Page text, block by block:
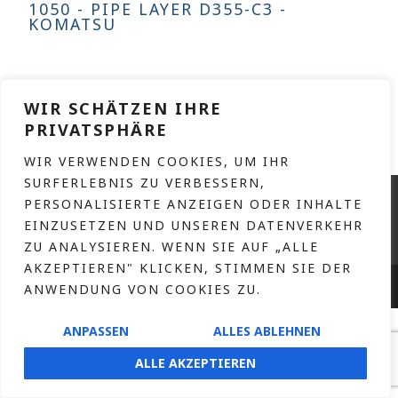
WIR SCHÄTZEN IHRE
PRIVATSPHÄRE
WIR VERWENDEN COOKIES, UM IHR
SURFERLEBNIS ZU VERBESSERN,
PERSONALISIERTE ANZEIGEN ODER INHALTE
EINZUSETZEN UND UNSEREN DATENVERKEHR
ZU ANALYSIEREN. WENN SIE AUF „ALLE
AKZEPTIEREN" KLICKEN, STIMMEN SIE DER
ANWENDUNG VON COOKIES ZU.
ANPASSEN
ALLES ABLEHNEN
ALLE AKZEPTIEREN
1050 - PIPE LAYER D355-C3 -
KOMATSU
READ MORE
IMPRINT
PRIVACY POLICY
COPYRIGHT © 2026 – DESIGN BYHOFNAAR.DE